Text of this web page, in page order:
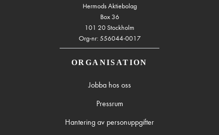
Hermods Aktiebolag
Box 36
101 20 Stockholm
Org-nr: 556044-0017
ORGANISATION
Jobba hos oss
Pressrum
Hantering av personuppgifter